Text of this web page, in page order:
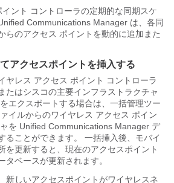
ント コントローラの定期的な同期スケ
Communications Manager は、各同
らのアクセス ポイントを動的に追加また
アクセスポイントを挿入する
ヤレス アクセス ポイント コントローラ
たはシスコの主要インフラストラクチャ
エクスポートする場合は、一括管理ツー
イルからのワイヤレス アクセス ポイン
を Unified Communications Manager デ
ることができます。 一括挿入後、モバイ
を更新すると、現在のアクセスポイント
タベースが更新されます。
新しいアクセスポイントがワイヤレスネ